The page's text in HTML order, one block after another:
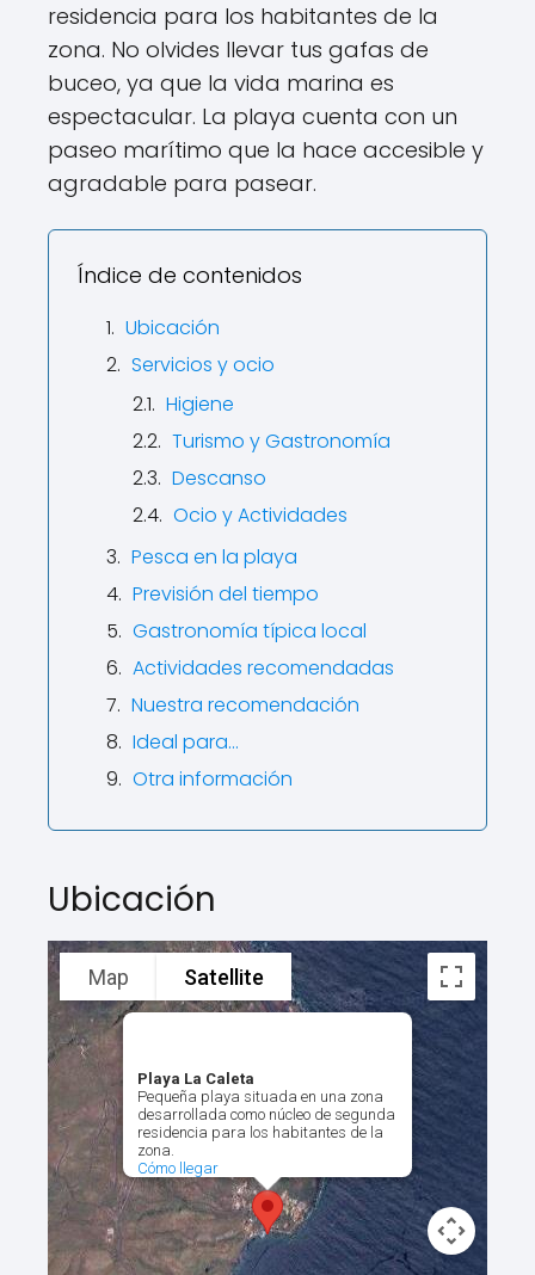
residencia para los habitantes de la
zona. No olvides llevar tus gafas de
buceo, ya que la vida marina es
espectacular. La playa cuenta con un
paseo marítimo que la hace accesible y
agradable para pasear.
Índice de contenidos
Ubicación
Servicios y ocio
Higiene
Turismo y Gastronomía
Descanso
Ocio y Actividades
Pesca en la playa
Previsión del tiempo
Gastronomía típica local
Actividades recomendadas
Nuestra recomendación
Ideal para…
Otra información
Ubicación
Playa La Caleta
Pequeña playa situada en una zona
desarrollada como núcleo de segunda
residencia para los habitantes de la
zona.
Cómo llegar
Map Satellite